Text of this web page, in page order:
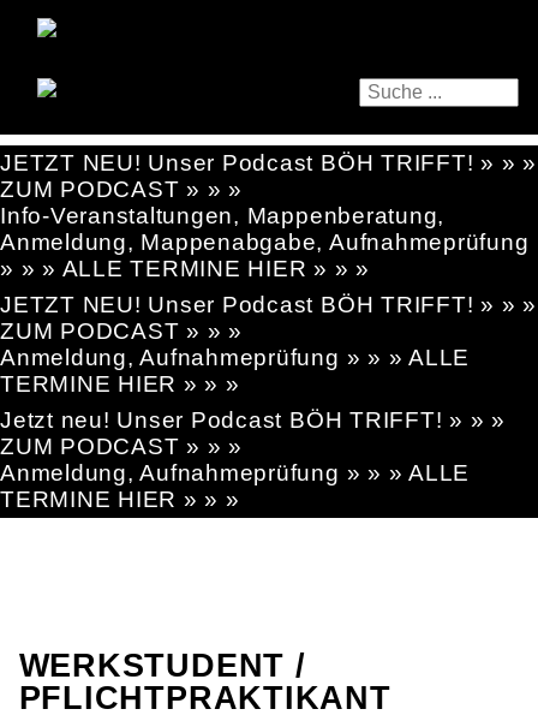
JETZT NEU! Unser Podcast BÖH TRIFFT! » » »
ZUM PODCAST » » »
Info-Veranstaltungen, Mappenberatung,
Anmeldung, Mappenabgabe, Aufnahmeprüfung
» » » ALLE TERMINE HIER » » »
JETZT NEU! Unser Podcast BÖH TRIFFT! » » »
ZUM PODCAST » » »
Anmeldung, Aufnahmeprüfung » » » ALLE
TERMINE HIER » » »
Jetzt neu! Unser Podcast BÖH TRIFFT! » » »
ZUM PODCAST » » »
Anmeldung, Aufnahmeprüfung » » » ALLE
TERMINE HIER » » »
WERKSTUDENT /
PFLICHTPRAKTIKANT